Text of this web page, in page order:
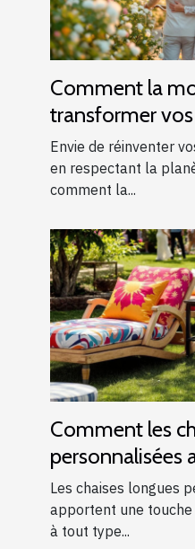
Comment la
transformer
romantiques ?
Envie de réinventer
en respectant la
comment la...
Comment les
personnalisées
les événements
Les chaises longues
apportent une
à tout type...